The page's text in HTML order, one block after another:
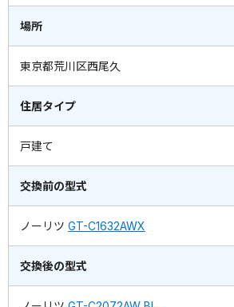
場所
東京都荒川区西尾久
住居タイプ
戸建て
交換前の型式
ノーリツ GT-C1632AWX
交換後の型式